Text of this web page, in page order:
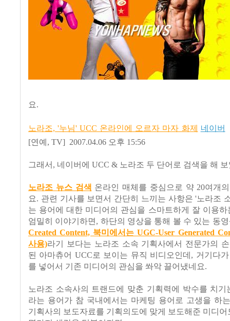
요.
노라조, '누님' UCC 온라인에 오르자 마자 화제
네이버
[연예, TV] 2007.04.06 오후 15:56
그래서, 네이버에 UCC & 노라조 두 단어로 검색을 해
노라조 뉴스 검색 온라인 매체를 중심으로 약 20여개
요. 관련 기사를 보면서 간단히 느끼는 사항은 '노라조
는 용어에 대한 미디어의 관심을 스마트하게 잘 이용
엄밀히 이야기하면, 하단의 영상을 통해 볼 수 있는 동
Created Content, 북미에서는 UGC-User Generated
사용)라기 보다는 노라조 소속 기획사에서 전문가의
된 아마츄어 UCC로 보이는 뮤직 비디오인데, 거기다
를 넣어서 기존 미디어의 관심을 쏴악 끌어냈네요.
노라조 소속사의 트랜드에 맞춘 기획력에 박수를 치기
라는 용어가 참 국내에서는 마케팅 용어로 고생을 하
기획사의 보도자료를 기획의도에 맞게 보도해준 미디어